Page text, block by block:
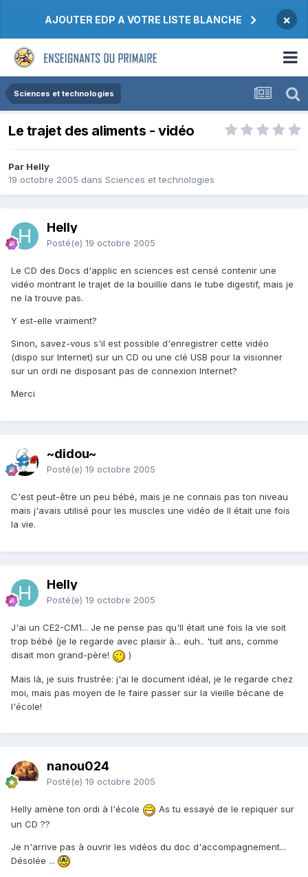
AJOUTER EDP A VOTRE LISTE BLANCHE ×
Sciences et technologies
Le trajet des aliments - vidéo
Par Helly
19 octobre 2005 dans Sciences et technologies
Helly
Posté(e) 19 octobre 2005
Le CD des Docs d'applic en sciences est censé contenir une
vidéo montrant le trajet de la bouillie dans le tube digestif, mais je
ne la trouve pas.
Y est-elle vraiment?
Sinon, savez-vous s'il est possible d'enregistrer cette vidéo
(dispo sur Internet) sur un CD ou une clé USB pour la visionner
sur un ordi ne disposant pas de connexion Internet?
Merci
~didou~
Posté(e) 19 octobre 2005
C'est peut-être un peu bébé, mais je ne connais pas ton niveau
mais j'avais utilisé pour les muscles une vidéo de Il était une fois
la vie.
Helly
Posté(e) 19 octobre 2005
J'ai un CE2-CM1... Je ne pense pas qu'Il était une fois la vie soit
trop bébé (je le regarde avec plaisir à... euh.. 'tuit ans, comme
disait mon grand-père!
)
Mais là, je suis frustrée: j'ai le document idéal, je le regarde chez
moi, mais pas moyen de le faire passer sur la vieille bécane de
l'école!
nanou024
Posté(e) 19 octobre 2005
Helly amène ton ordi à l'école
As tu essayé de le repiquer sur
un CD ??
Je n'arrive pas à ouvrir les vidéos du doc d'accompagnement...
Désolée ...